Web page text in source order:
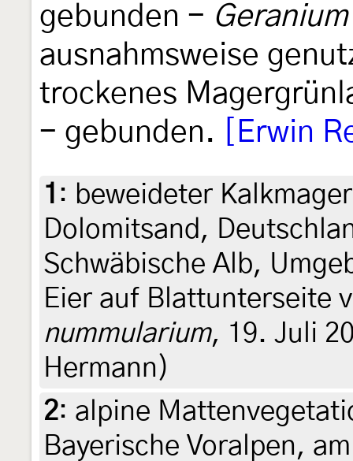
gebunden -
ausnahmsweise
trockenes
- gebunden.
[Erwin
1 : beweideter
Dolomitsand,
Schwäbische Alb,
Eier auf Blattunterseite
nummularium, 19. Juli
Hermann)
2: alpine
Bayerische Voralpen,